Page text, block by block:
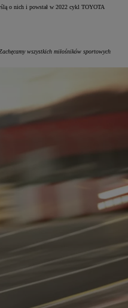
o nich i powstał w 2022 cykl TOYOTA
wszystkich miłośników sportowych